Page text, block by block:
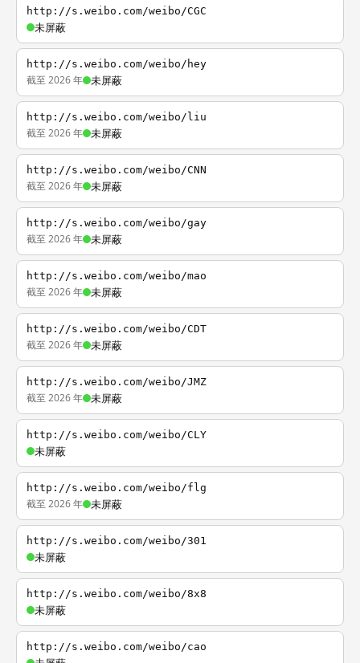
http://s.weibo.com/weibo/CGC
未屏蔽
http://s.weibo.com/weibo/hey
截至 2026 年 未屏蔽
http://s.weibo.com/weibo/liu
截至 2026 年 未屏蔽
http://s.weibo.com/weibo/CNN
截至 2026 年 未屏蔽
http://s.weibo.com/weibo/gay
截至 2026 年 未屏蔽
http://s.weibo.com/weibo/mao
截至 2026 年 未屏蔽
http://s.weibo.com/weibo/CDT
截至 2026 年 未屏蔽
http://s.weibo.com/weibo/JMZ
截至 2026 年 未屏蔽
http://s.weibo.com/weibo/CLY
未屏蔽
http://s.weibo.com/weibo/flg
截至 2026 年 未屏蔽
http://s.weibo.com/weibo/301
未屏蔽
http://s.weibo.com/weibo/8x8
未屏蔽
http://s.weibo.com/weibo/cao